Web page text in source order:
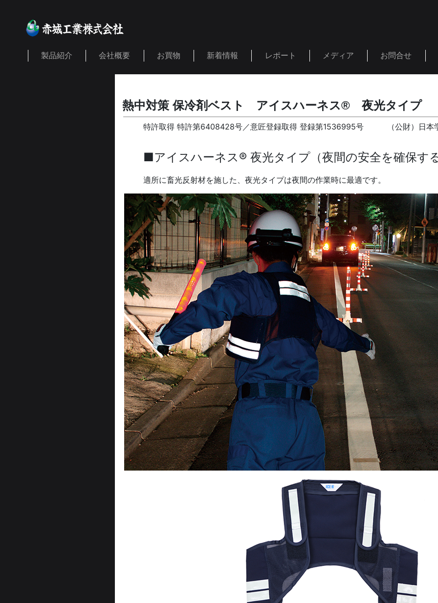
製品紹介 会社概要 お買物 新着情報 レポート メディア お問合せ
熱中対策 保冷剤ベスト アイスハーネス® 夜光タイプ
特許取得 特許第6408428号／意匠登録取得 登録第1536995号 （公財）日本
■アイスハーネス® 夜光タイプ（夜間の安全を確保す
適所に畜光反射材を施した、夜光タイプは夜間の作業時に最適です。